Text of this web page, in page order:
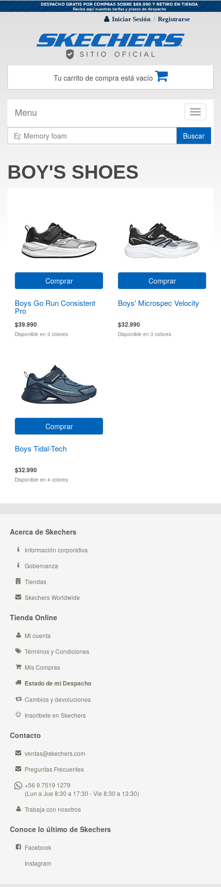
Iniciar Sesión / Registrarse
Tu carrito de compra está vacío
Toggle
Menu
Buscar
BOY'S SHOES
Comprar
Boys Go Run Consistent
Pro
$39.990
Disponible en 3 colores
Comprar
Boys' Microspec Velocity
$32.990
Disponible en 3 colores
Comprar
Boys Tidal-Tech
$32.990
Disponible en 4 colores
Acerca de Skechers
Información corporativa
Gobernanza
Tiendas
Skechers Worldwide
Tienda Online
Mi cuenta
Términos y Condiciones
Mis Compras
Estado de mi Despacho
Cambios y devoluciones
Inscribete en Skechers
Contacto
ventas@skechers.com
Preguntas Frecuentes
+56 9 7519 1279
(Lun a Jue 8:30 a 17:30 - Vie 8:30 a 13:30)
Trabaja con nosotros
Conoce lo último de Skechers
Facebook
Instagram